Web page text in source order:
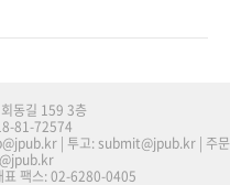
동길 159 3층
81-72574
| 투고: submit@jpub.kr | 주문
팩스: 02-6280-0405